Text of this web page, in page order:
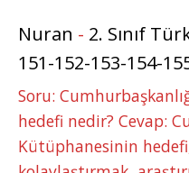
Nuran - 2. Sınıf
151-152-153-154-
Soru:
hedefi nedir? Cevap:
Kütüphanesinin